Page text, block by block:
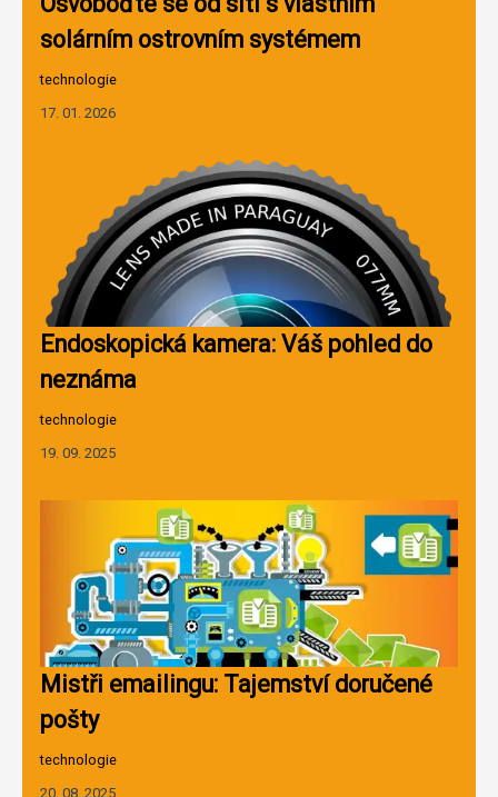
solárním ostrovním systémem
technologie
17. 01. 2026
Endoskopická kamera: Váš pohled do
neznáma
technologie
19. 09. 2025
Mistři emailingu: Tajemství doručené
pošty
technologie
20. 08. 2025